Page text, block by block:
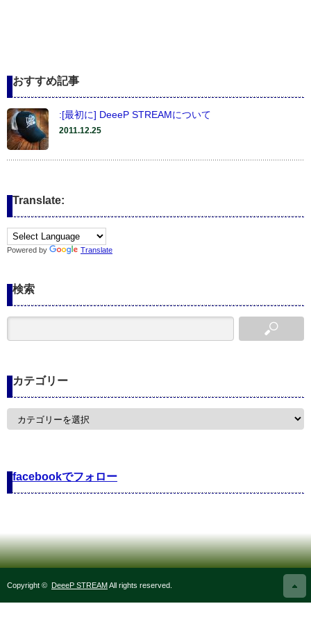
おすすめ記事
:[最初に] DeeeP STREAMについて
2011.12.25
Translate:
Powered by Translate
検索
カテゴリー
facebookでフォロー
Copyright © DeeeP STREAM All rights reserved.